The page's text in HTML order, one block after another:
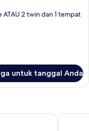
2 twin dan 1 tempat
untuk tanggal Anda
Le